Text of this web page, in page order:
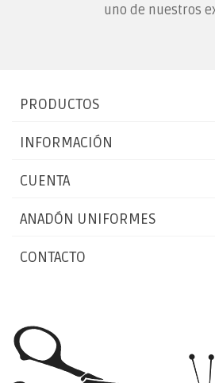
uno de nuestros
PRODUCTOS
INFORMACIÓN
CUENTA
ANADÓN UNIFORMES
CONTACTO